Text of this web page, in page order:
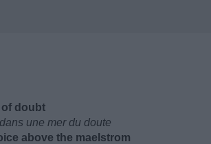
of doubt
une mer du doute
above the maelstrom